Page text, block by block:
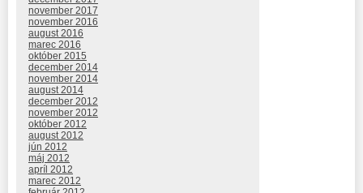
november 2017
november 2016
august 2016
marec 2016
október 2015
december 2014
november 2014
august 2014
december 2012
november 2012
október 2012
august 2012
jún 2012
máj 2012
apríl 2012
marec 2012